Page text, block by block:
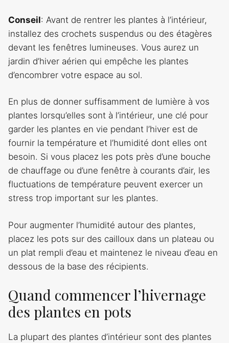
Conseil: Avant de rentrer les plantes à l’intérieur,
installez des crochets suspendus ou des étagères
devant les fenêtres lumineuses. Vous aurez un
jardin d’hiver aérien qui empêche les plantes
d’encombrer votre espace au sol.
En plus de donner suffisamment de lumière à vos
plantes lorsqu’elles sont à l’intérieur, une clé pour
garder les plantes en vie pendant l’hiver est de
fournir la température et l’humidité dont elles ont
besoin. Si vous placez les pots près d’une bouche
de chauffage ou d’une fenêtre à courants d’air, les
fluctuations de température peuvent exercer un
stress trop important sur les plantes.
Pour augmenter l’humidité autour des plantes,
placez les pots sur des cailloux dans un plateau ou
un plat rempli d’eau et maintenez le niveau d’eau en
dessous de la base des récipients.
Quand commencer l’hivernage
des plantes en pots
La plupart des plantes d’intérieur sont des plantes